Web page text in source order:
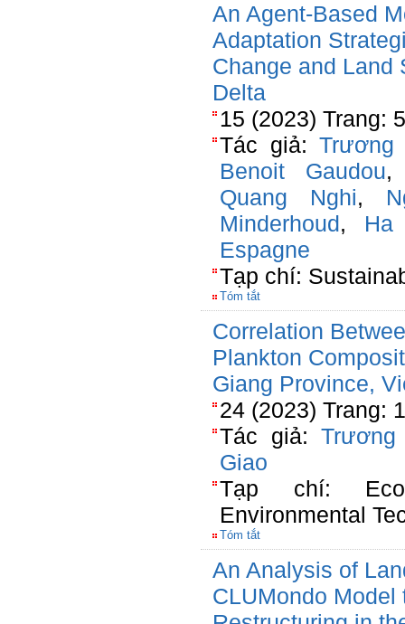
An Agent-Based
Adaptation
Change and Land
Delta
15 (2023) Trang:
Tác giả:Trương
Benoit Gaudou
Quang Nghi,
Minderhoud,
Espagne
Tạp chí:
Tóm tắt
Correlation
Plankton
Giang Province,
24 (2023) Trang:
Tác giả:
Giao
Tạp chí:
Environmental
Tóm tắt
An Analysis of
CLUMondo